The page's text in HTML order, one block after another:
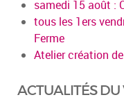
samedi 15 août :
tous les 1ers
Ferme
Atelier création
ACTUALITÉS DU